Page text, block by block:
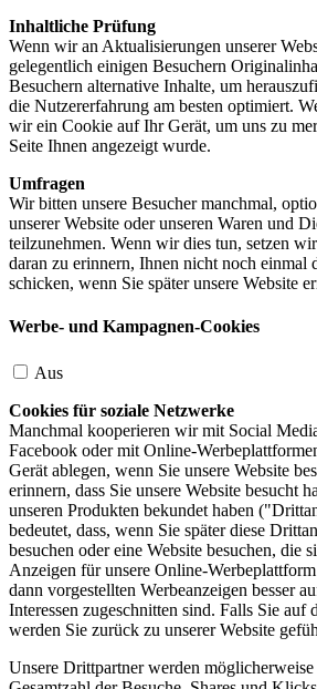
Inhaltliche Prüfung
Wenn wir an Aktualisierungen unserer
gelegentlich einigen Besuchern
Besuchern alternative Inhalte, um
die Nutzererfahrung am besten optimiert.
wir ein Cookie auf Ihr Gerät, um uns zu
Seite Ihnen angezeigt wurde.
Umfragen
Wir bitten unsere Besucher manchmal,
unserer Website oder unseren Waren und
teilzunehmen. Wenn wir dies tun, setzen
daran zu erinnern, Ihnen nicht noch einmal
schicken, wenn Sie später unsere Website
Werbe- und Kampagnen-Cookies
Aus
Cookies für soziale Netzwerke
Manchmal kooperieren wir mit Social
Facebook oder mit Online-
Gerät ablegen, wenn Sie unsere Website
erinnern, dass Sie unsere Website besucht
unseren Produkten bekundet haben
bedeutet, dass, wenn Sie später diese
besuchen oder eine Website besuchen, die
Anzeigen für unsere Online-
dann vorgestellten Werbeanzeigen besser
Interessen zugeschnitten sind. Falls Sie auf
werden Sie zurück zu unserer Website
Unsere Drittpartner werden